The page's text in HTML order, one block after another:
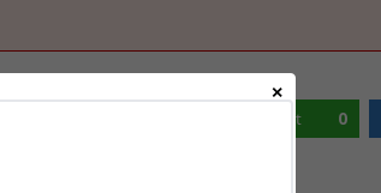
Reddit 0